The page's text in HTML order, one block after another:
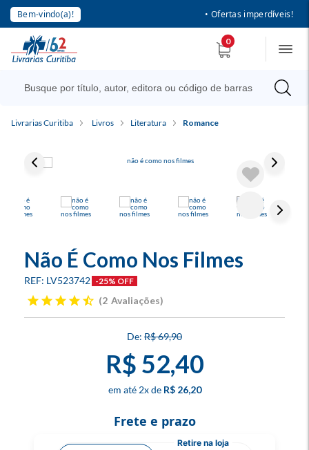
Bem-vindo(a)! • Ofertas imperdíveis!
0
Livrarias Curitiba Livros Literatura Romance
Não É Como Nos Filmes
LV523742 -25% OFF
2 Avaliações
R$ 69,90
R$ 52,40
2x R$ 26,20
Frete e prazo